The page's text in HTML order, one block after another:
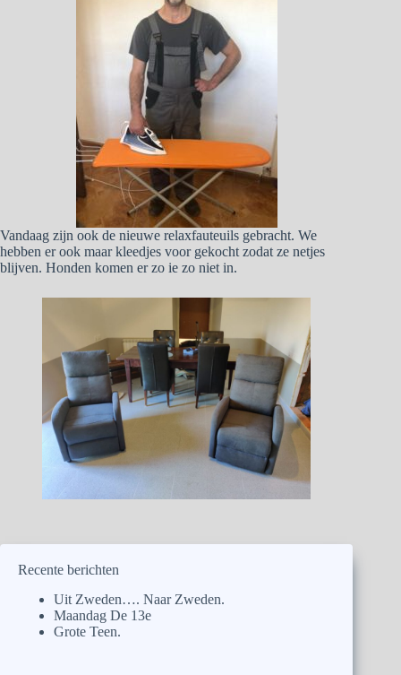
Vandaag zijn ook de nieuwe relaxfauteuils gebracht. We
hebben er ook maar kleedjes voor gekocht zodat ze netjes
blijven. Honden komen er zo ie zo niet in.
Recente berichten
Uit Zweden…. Naar Zweden.
Maandag De 13e
Grote Teen.